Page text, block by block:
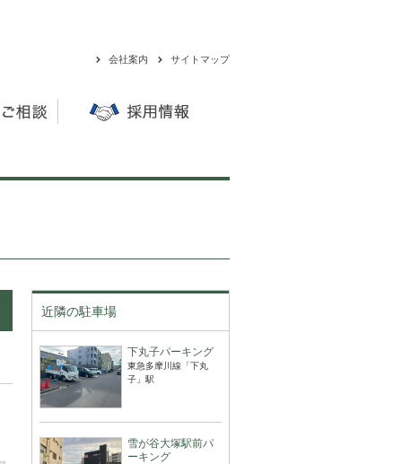
会社案内 サイトマップ
近隣の駐車場
下丸子パーキング
東急多摩川線「下丸
子」駅
雪が谷大塚駅前パ
ーキング